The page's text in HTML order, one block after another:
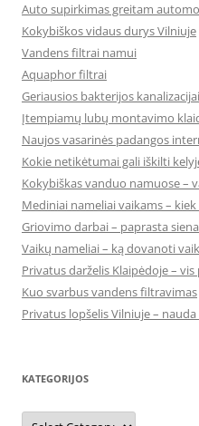
Auto supirkimas greitam
Kokybiškos vidaus durys Vilniuje
Vandens filtrai namui
Aquaphor filtrai
Geriausios bakterijos kanalizacijai
Įtempiamų lubų montavimo
Naujos vasarinės padangos
Kokie netikėtumai gali iškilti
Kokybiškas vanduo namuose –
Mediniai nameliai vaikams –
Griovimo darbai – paprasta
Vaikų nameliai – ką dovanoti
Privatus darželis Klaipėdoje –
Kuo svarbus vandens filtravimas
Privatus lopšelis Vilniuje –
KATEGORIJOS
Kategorijos